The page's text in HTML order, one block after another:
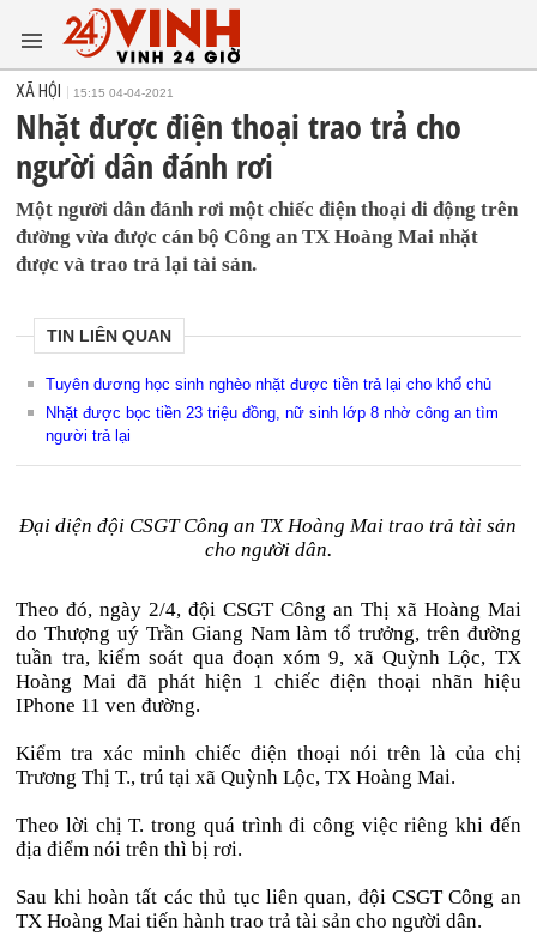
XÃ HỘI 15:15 04-04-2021
Nhặt được điện thoại trao trả cho
người dân đánh rơi
Một người dân đánh rơi một chiếc điện thoại di động trên
đường vừa được cán bộ Công an TX Hoàng Mai nhặt
được và trao trả lại tài sản.
TIN LIÊN QUAN
Tuyên dương học sinh nghèo nhặt được tiền trả lại cho khổ chủ
Nhặt được bọc tiền 23 triệu đồng, nữ sinh lớp 8 nhờ công an tìm
người trả lại
Đại diện đội CSGT Công an TX Hoàng Mai trao trả tài sản
cho người dân.
Theo đó, ngày 2/4, đội CSGT Công an Thị xã Hoàng Mai
do Thượng uý Trần Giang Nam làm tổ trưởng, trên đường
tuần tra, kiểm soát qua đoạn xóm 9, xã Quỳnh Lộc, TX
Hoàng Mai đã phát hiện 1 chiếc điện thoại nhãn hiệu
IPhone 11 ven đường.
Kiểm tra xác minh chiếc điện thoại nói trên là của chị
Trương Thị T., trú tại xã Quỳnh Lộc, TX Hoàng Mai.
Theo lời chị T. trong quá trình đi công việc riêng khi đến
địa điểm nói trên thì bị rơi.
Sau khi hoàn tất các thủ tục liên quan, đội CSGT Công an
TX Hoàng Mai tiến hành trao trả tài sản cho người dân.